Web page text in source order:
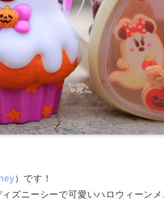
）です！
ズニーシーで可愛いハロウィーン